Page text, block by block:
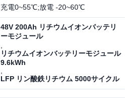
充電0~55℃;放電 -20~60℃
48V 200Ah リチウムイオンバッテリ
ーモジュール
リチウムイオンバッテリーモジュール
9.6kWh
LFP リン酸鉄リチウム 5000サイクル